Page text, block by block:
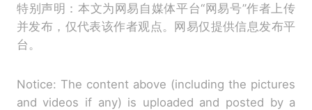
特别声明：本文为网易自媒体平台“网易号”作者上传
并发布，仅代表该作者观点。网易仅提供信息发布平
台。
Notice: The content above (including the pictures
and videos if any) is uploaded and posted by a